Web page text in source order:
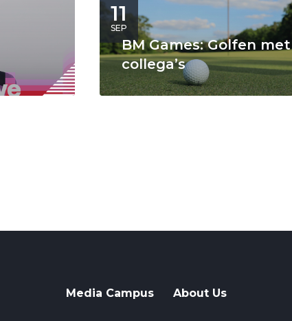
11
SEP
BM Games: Golfen met
collega’s
Media Campus About Us